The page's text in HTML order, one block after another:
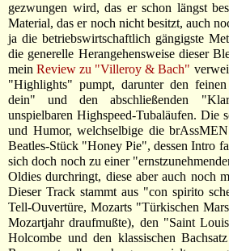
gezwungen wird, das er schon längst
Material, das er noch nicht besitzt, auch
ja die betriebswirtschaftlich gängigste
die generelle Herangehensweise dieser
meinReview zu "Villeroy & Bach"
"Highlights" pumpt, darunter den
dein" und den abschließenden
unspielbaren Highspeed-Tubaläufen. Die
und Humor, welchselbige die
Beatles-Stück "Honey Pie", dessen Intro
sich doch noch zu einer
Oldies durchringt, diese aber auch noch
Dieser Track stammt aus "con spirito
Tell-Ouvertüre, Mozarts "Türkischen
Mozartjahr draufmußte), den "Saint
Holcombe und den klassischen